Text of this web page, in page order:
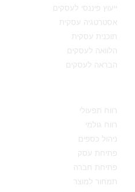
ייעוץ פיננסי לעסקים
אסטרטגיה עסקית
תוכנית עסקית
הלוואה לעסקים
הבראה לעסקים
רווח תפעולי
רווח גולמי
ניהול כספים
פתיחת עסק
פתיחת חברה
תמחור למוצר